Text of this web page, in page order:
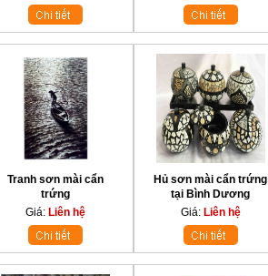
Tranh sơn mài cẩn
trứng
Giá: Liên hệ
Hủ sơn mài cẩn trứng
tại Bình Dương
Giá: Liên hệ